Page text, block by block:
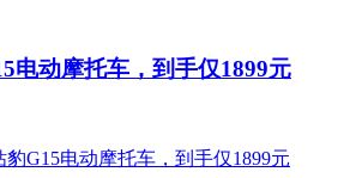
电动摩托车，到手仅1899元